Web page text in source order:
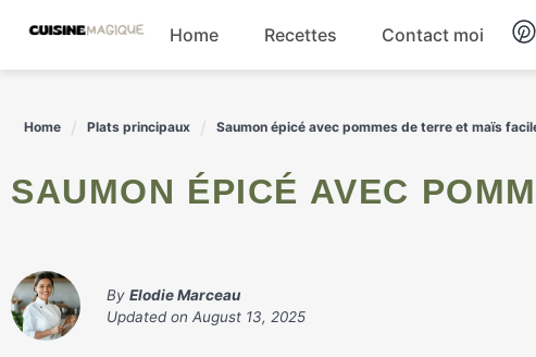
content
Home Recettes Contact moi
Home Plats principaux Saumon épicé avec pommes de terre et maïs
SAUMON ÉPICÉ AVEC
By Elodie Marceau
Updated on August 13, 2025